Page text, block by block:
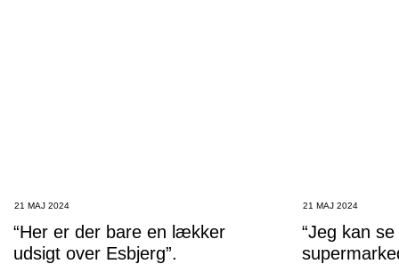
21 MAJ 2024
“Her er der bare en lækker
udsigt over Esbjerg”.
21 MAJ 2024
“Jeg kan